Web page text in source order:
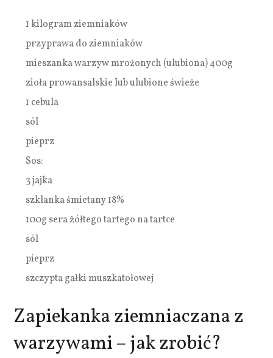
1 kilogram ziemniaków
przyprawa do ziemniaków
mieszanka warzyw mrożonych (ulubiona) 400g
zioła prowansalskie lub ulubione świeże
1 cebula
sól
pieprz
Sos:
3 jajka
szklanka śmietany 18%
100g sera żółtego tartego na tartce
sól
pieprz
szczypta gałki muszkatołowej
Zapiekanka ziemniaczana z
warzywami – jak zrobić?